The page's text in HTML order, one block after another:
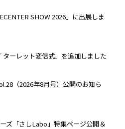
SHOW 2026」に出展しま
ーレット変倍式」を追加しました
（2026年8月号）公開のお知ら
ズ「さしLabo」特集ページ公開＆